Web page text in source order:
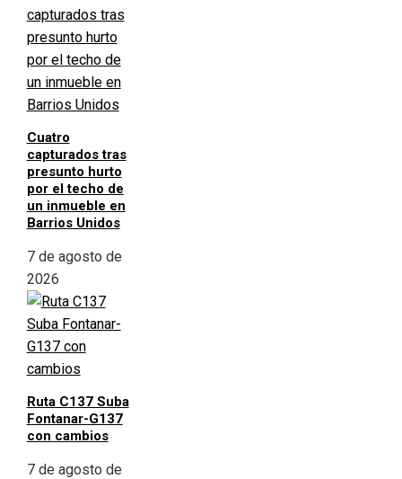
Cuatro
capturados tras
presunto hurto
por el techo de
un inmueble en
Barrios Unidos
7 de agosto de
2026
Ruta C137 Suba
Fontanar-G137
con cambios
7 de agosto de